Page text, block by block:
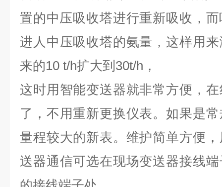
置的中压吸收塔进行重新吸收，
进人中压吸收塔的氨量，这样用
来的10 t/h扩大到30t/h，
这时用智能变送器就非常方便，
了，不用重新更换仪表。如果是
量程较大的新表。维护简单方便
送器通信可选在现场变送器接线